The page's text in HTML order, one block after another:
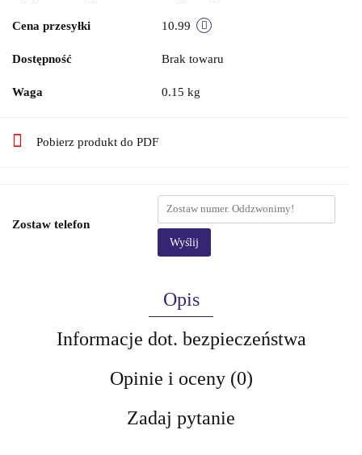
Cena przesyłki 10.99
Dostępność Brak towaru
Waga 0.15 kg
Pobierz produkt do PDF
Zostaw telefon
Wyślij
Opis
Informacje dot. bezpieczeństwa
Opinie i oceny (0)
Zadaj pytanie